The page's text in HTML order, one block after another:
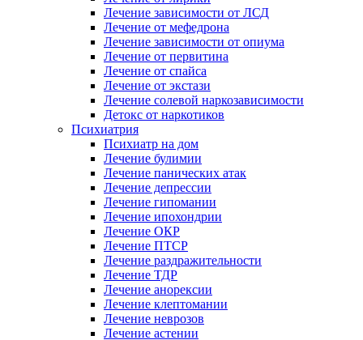
Лечение зависимости от ЛСД
Лечение от мефедрона
Лечение зависимости от опиума
Лечение от первитина
Лечение от спайса
Лечение от экстази
Лечение солевой наркозависимости
Детокс от наркотиков
Психиатрия
Психиатр на дом
Лечение булимии
Лечение панических атак
Лечение депрессии
Лечение гипомании
Лечение ипохондрии
Лечение ОКР
Лечение ПТСР
Лечение раздражительности
Лечение ТДР
Лечение анорексии
Лечение клептомании
Лечение неврозов
Лечение астении